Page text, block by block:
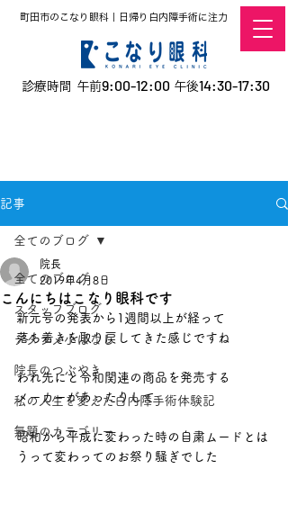
町田市のこなり眼科｜日帰り白内障手術に注力
診療時間 午前9:00-12:00 午後14:30-17:30
記事
全てのブログ
スタッフブログ
デタラメ小ばなし
院長のつぶやき
私の人生を変えた白内障手術体験記
無題のカテゴリー
全てのブログ
こんにちはこなり眼科です
院長
2019年4月8日
新元号の発表から1週間以上が経って
落ち着きを取り戻してきた感じですね
われ先にと令和関連の商品を発売する
メーカーがあったりして
昭和から平成に変わった時の自粛ムードとは
うって変わってのお祭り騒ぎでした